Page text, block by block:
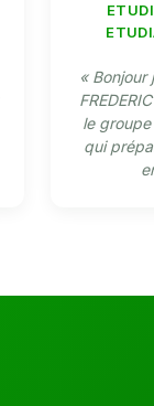
« Bonjour
le
qui